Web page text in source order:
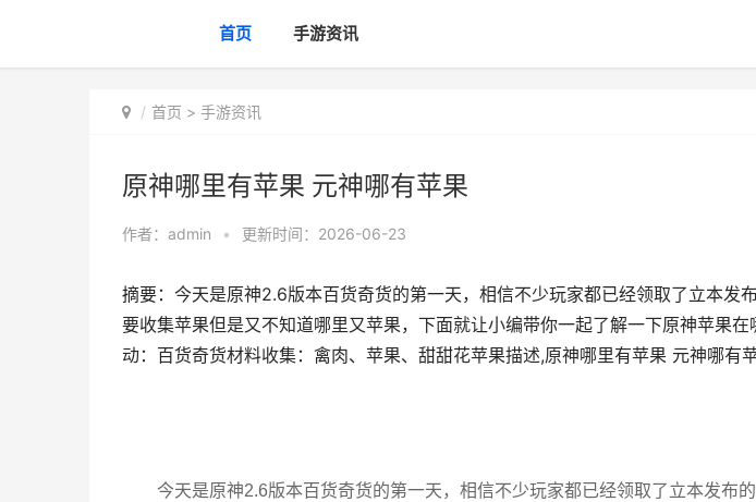
首页 手游资讯
首页 > 手游资讯
原神哪里有苹果 元神哪有苹果
作者： admin • 更新时间：2026-06-23
摘要：今天是原神2.6版本百货奇货的第一天，相信不少玩家都已经领取了立本发
要收集苹果但是又不知道哪里又苹果，下面就让小编带你一起了解一下原神苹果
动：百货奇货材料收集：禽肉、苹果、甜甜花苹果描述,原神哪里有苹果 元神哪有
今天是原神2.6版本百货奇货的第一天，相信不少玩家都已经领取了立本发布